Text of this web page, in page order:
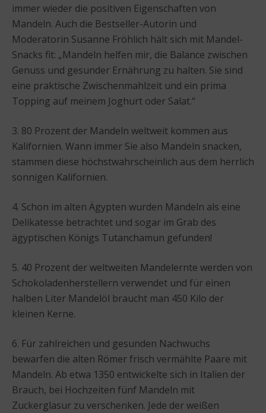
immer wieder die positiven Eigenschaften von
Mandeln. Auch die Bestseller-Autorin und
Moderatorin Susanne Fröhlich hält sich mit Mandel-
Snacks fit: „Mandeln helfen mir, die Balance zwischen
Genuss und gesunder Ernährung zu halten. Sie sind
eine praktische Zwischenmahlzeit und ein prima
Topping auf meinem Joghurt oder Salat.“
3. 80 Prozent der Mandeln weltweit kommen aus
Kalifornien. Wann immer Sie also Mandeln snacken,
stammen diese höchstwahrscheinlich aus dem herrlich
sonnigen Kalifornien.
4. Schon im alten Ägypten wurden Mandeln als eine
Delikatesse betrachtet und sogar im Grab des
ägyptischen Königs Tutanchamun gefunden!
5. 40 Prozent der weltweiten Mandelernte werden von
Schokoladenherstellern verwendet und für einen
halben Liter Mandelöl braucht man 450 Kilo der
kleinen Kerne.
6. Für zahlreichen und gesunden Nachwuchs
bewarfen die alten Römer frisch vermählte Paare mit
Mandeln. Ab etwa 1350 entwickelte sich in Italien der
Brauch, bei Hochzeiten fünf Mandeln mit
Zuckerglasur zu verschenken. Jede der weißen